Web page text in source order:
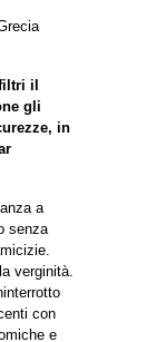
il
gli
in
a
senza
verginità.
con
e